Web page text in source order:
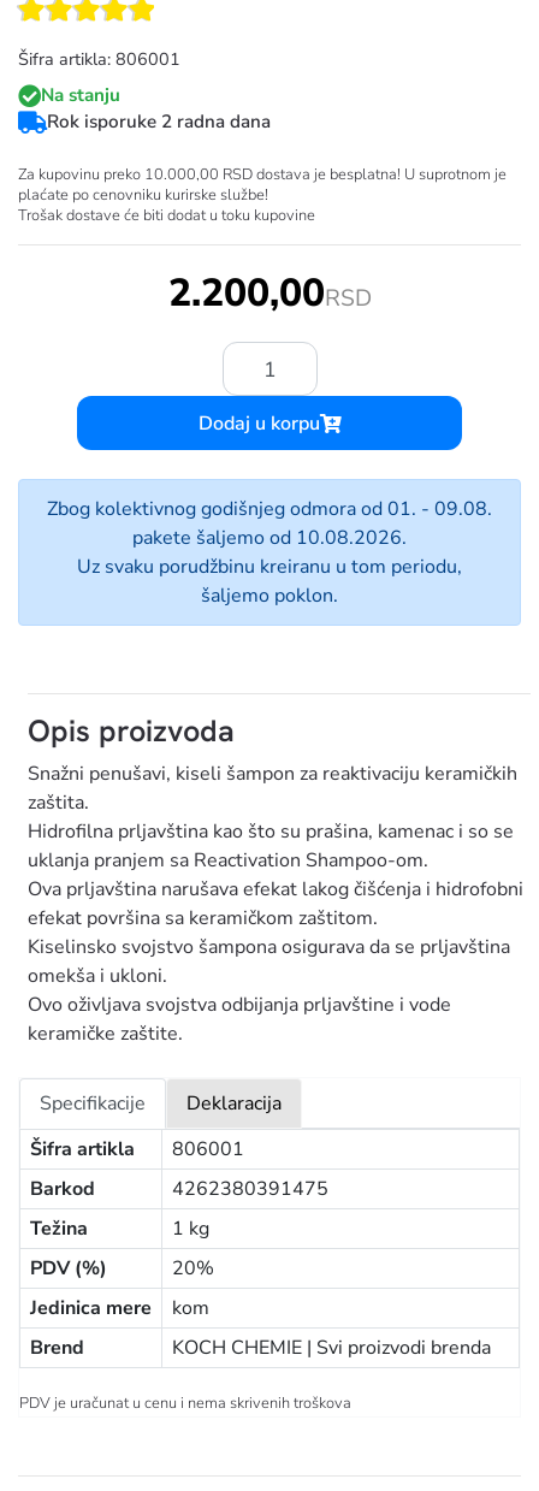
Šifra artikla: 806001
Na stanju
Rok isporuke 2 radna dana
Za kupovinu preko 10.000,00 RSD dostava je besplatna! U suprotnom je
plaćate po cenovniku kurirske službe!
Trošak dostave će biti dodat u toku kupovine
2.200,00RSD
Količina:
Dodaj u korpu
Zbog kolektivnog godišnjeg odmora od 01. - 09.08.
pakete šaljemo od 10.08.2026.
Uz svaku porudžbinu kreiranu u tom periodu,
šaljemo poklon.
Opis proizvoda
Snažni penušavi, kiseli šampon za reaktivaciju keramičkih
zaštita.
Hidrofilna prljavština kao što su prašina, kamenac i so se
uklanja pranjem sa Reactivation Shampoo-om.
Ova prljavština narušava efekat lakog čišćenja i hidrofobni
efekat površina sa keramičkom zaštitom.
Kiselinsko svojstvo šampona osigurava da se prljavština
omekša i ukloni.
Ovo oživljava svojstva odbijanja prljavštine i vode
keramičke zaštite.
Specifikacije
Deklaracija
Šifra artikla
806001
Barkod
4262380391475
Težina
1 kg
PDV (%)
20%
Jedinica mere
kom
Brend
KOCH CHEMIE | Svi proizvodi brenda
PDV je uračunat u cenu i nema skrivenih troškova